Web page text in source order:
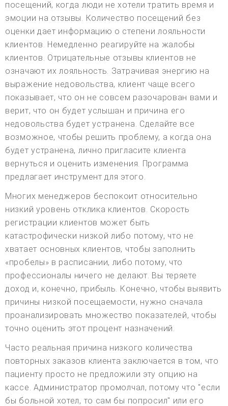
посещений, когда люди не хотели тратить время и
эмоции на отзывы. Количество посещений без
оценки дает информацию о степени лояльности
клиентов. Немедленно реагируйте на жалобы
клиентов. Отрицательные отзывы клиентов не
означают их лояльность. Затрачивая энергию на
выражение недовольства, клиент чаще всего
показывает, что он не совсем разочарован вами и
верит, что он будет услышан и причина его
недовольства будет устранена. Сделайте все
возможное, чтобы решить проблему, а когда она
будет устранена, лично пригласите клиента
вернуться и оценить изменения. Программа
предлагает инструмент для этого.
Многих менеджеров беспокоит относительно
низкий уровень отклика клиентов. Скорость
регистрации клиентов может быть
катастрофически низкой либо потому, что не
хватает основных клиентов, чтобы заполнить
«пробелы» в расписании, либо потому, что
профессионалы ничего не делают. Вы теряете
доход и, конечно, прибыль. Конечно, чтобы выявить
причины низкой посещаемости, нужно сначала
проанализировать множество показателей, чтобы
точно оценить этот процент назначений.
Часто реальная причина низкого количества
повторных заказов клиента заключается в том, что
пациенту просто не предложили эту опцию на
кассе. Администратор промолчал, потому что "если
бы больной хотел, то сам бы попросил" или его